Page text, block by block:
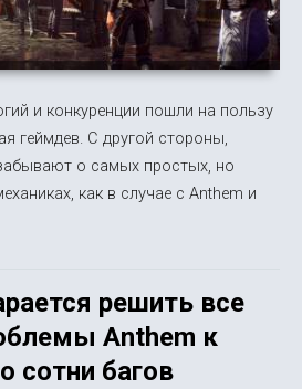
и конкуренции пошли на пользу
геймдев. С другой стороны,
о самых простых, но
как в случае с Anthem и
решить все
Anthem к
сотни багов